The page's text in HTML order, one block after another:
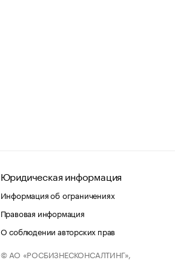
Юридическая информация
Информация об ограничениях
Правовая информация
О соблюдении авторских прав
© АО «РОСБИЗНЕСКОНСАЛТИНГ»,